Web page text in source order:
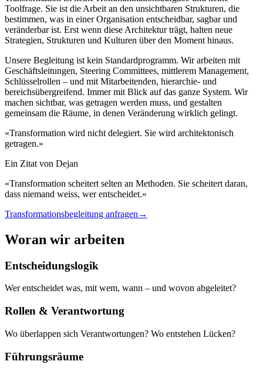
Toolfrage. Sie ist die Arbeit an den unsichtbaren Strukturen, die
bestimmen, was in einer Organisation entscheidbar, sagbar und
veränderbar ist. Erst wenn diese Architektur trägt, halten neue
Strategien, Strukturen und Kulturen über den Moment hinaus.
Unsere Begleitung ist kein Standardprogramm. Wir arbeiten mit
Geschäftsleitungen, Steering Committees, mittlerem Management,
Schlüsselrollen – und mit Mitarbeitenden, hierarchie- und
bereichsübergreifend. Immer mit Blick auf das ganze System. Wir
machen sichtbar, was getragen werden muss, und gestalten
gemeinsam die Räume, in denen Veränderung wirklich gelingt.
«Transformation wird nicht delegiert. Sie wird architektonisch
getragen.»
Ein Zitat von Dejan
«Transformation scheitert selten an Methoden. Sie scheitert daran,
dass niemand weiss, wer entscheidet.»
Transformationsbegleitung anfragen →
Woran wir arbeiten
Entscheidungslogik
Wer entscheidet was, mit wem, wann – und wovon abgeleitet?
Rollen & Verantwortung
Wo überlappen sich Verantwortungen? Wo entstehen Lücken?
Führungsräume